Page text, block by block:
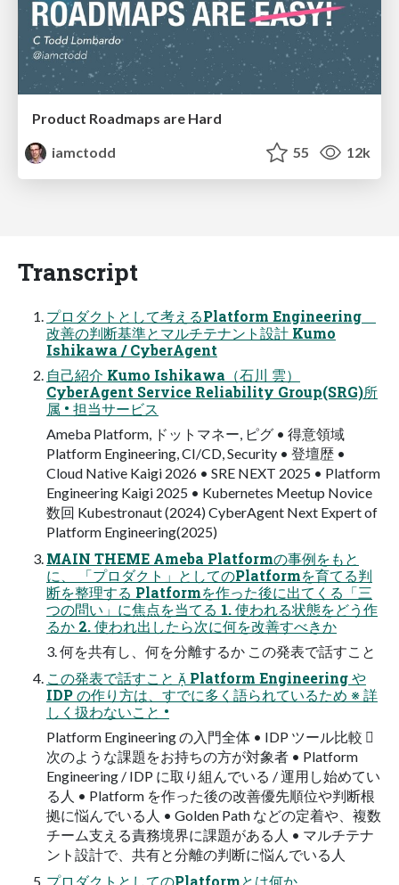
Product Roadmaps are Hard
iamctodd
55 12k
Transcript
プロダクトとして考えるPlatform Engineering
改善の判断基準とマルチテナント設計 Kumo
Ishikawa / CyberAgent
自己紹介 Kumo Ishikawa（石川 雲）
CyberAgent Service Reliability Group(SRG)所
属 • 担当サービス
Ameba Platform, ドットマネー, ピグ • 得意領域
Platform Engineering, CI/CD, Security • 登壇歴 •
Cloud Native Kaigi 2026 • SRE NEXT 2025 • Platform
Engineering Kaigi 2025 • Kubernetes Meetup Novice
数回 Kubestronaut (2024) CyberAgent Next Expert of
Platform Engineering(2025)
MAIN THEME Ameba Platformの事例をもと
に、 「プロダクト」としてのPlatformを育てる判
断を整理する Platformを作った後に出てくる「三
つの問い」に焦点を当てる 1. 使われる状態をどう作
るか 2. 使われ出したら次に何を改善すべきか
3. 何を共有し、何を分離するか この発表で話すこと
この発表で話すこと  Platform Engineering や
IDP の作り方は、すでに多く語られているため ※ 詳
しく扱わないこと •
Platform Engineering の入門全体 • IDP ツール比較 
次のような課題をお持ちの方が対象者 • Platform
Engineering / IDP に取り組んでいる / 運用し始めてい
る人 • Platform を作った後の改善優先順位や判断根
拠に悩んでいる人 • Golden Path などの定着や、複数
チーム支える責務境界に課題がある人 • マルチテナ
ント設計で、共有と分離の判断に悩んでいる人
プロダクトとしてのPlatformとは何か